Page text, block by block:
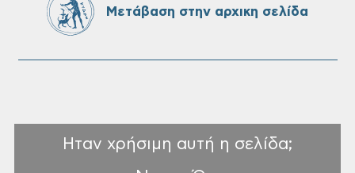
Δήμου Χανίων
Μετάβαση στην αρχικη σελίδα
Ηταν χρήσιμη αυτή η σελίδα;